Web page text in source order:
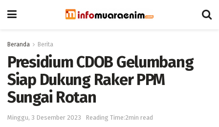
Beranda Berita
Presidium CDOB Gelumbang
Siap Dukung Raker PPM
Sungai Rotan
Minggu, 3 Desember 2023 Reading Time:2min read